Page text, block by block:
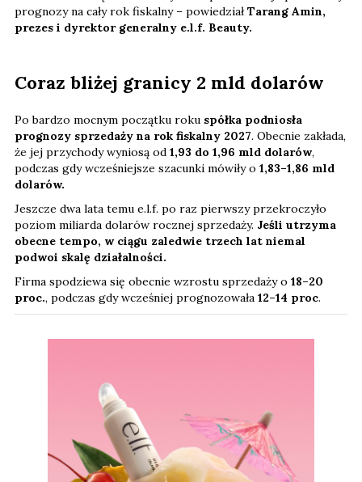
prognozy na cały rok fiskalny – powiedziałTarang Amin,
prezes i dyrektor generalny e.l.f. Beauty.
Coraz bliżej granicy 2 mld dolarów
Po bardzo mocnym początku roku spółka podniosła
prognozy sprzedaży na rok fiskalny 2027. Obecnie zakłada,
że jej przychody wyniosą od 1,93 do 1,96 mld dolarów,
podczas gdy wcześniejsze szacunki mówiły o 1,83–1,86 mld
dolarów.
Jeszcze dwa lata temu e.l.f. po raz pierwszy przekroczyło
poziom miliarda dolarów rocznej sprzedaży. Jeśli utrzyma
obecne tempo, w ciągu zaledwie trzech lat niemal
podwoi skalę działalności.
Firma spodziewa się obecnie wzrostu sprzedaży o 18–20
proc., podczas gdy wcześniej prognozowała 12–14 proc.